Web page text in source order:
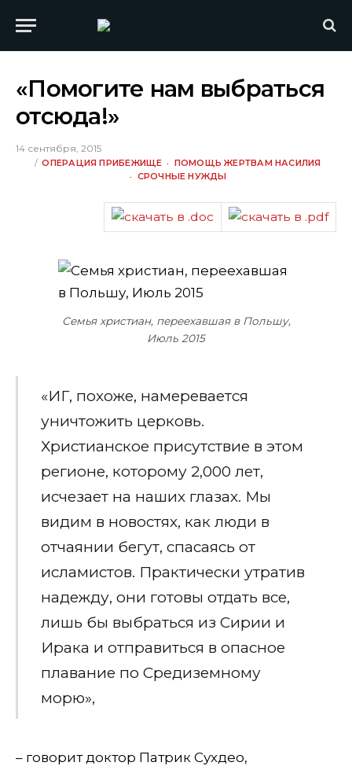
«Помогите нам выбраться
отсюда!»
14 сентября, 2015
ОПЕРАЦИЯ ПРИБЕЖИЩЕ
ПОМОЩЬ ЖЕРТВАМ НАСИЛИЯ
СРОЧНЫЕ НУЖДЫ
Семья христиан, переехавшая в Польшу,
Июль 2015
«ИГ, похоже, намеревается
уничтожить церковь.
Христианское присутствие в этом
регионе, которому 2,000 лет,
исчезает на наших глазах. Мы
видим в новостях, как люди в
отчаянии бегут, спасаясь от
исламистов. Практически утратив
надежду, они готовы отдать все,
лишь бы выбраться из Сирии и
Ирака и отправиться в опасное
плавание по Средиземному
морю»,
– говорит доктор Патрик Сухдео,